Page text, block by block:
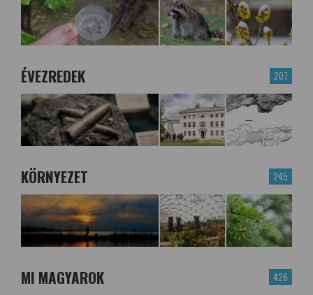
207
ÉVEZREDEK
245
KÖRNYEZET
426
MI MAGYAROK